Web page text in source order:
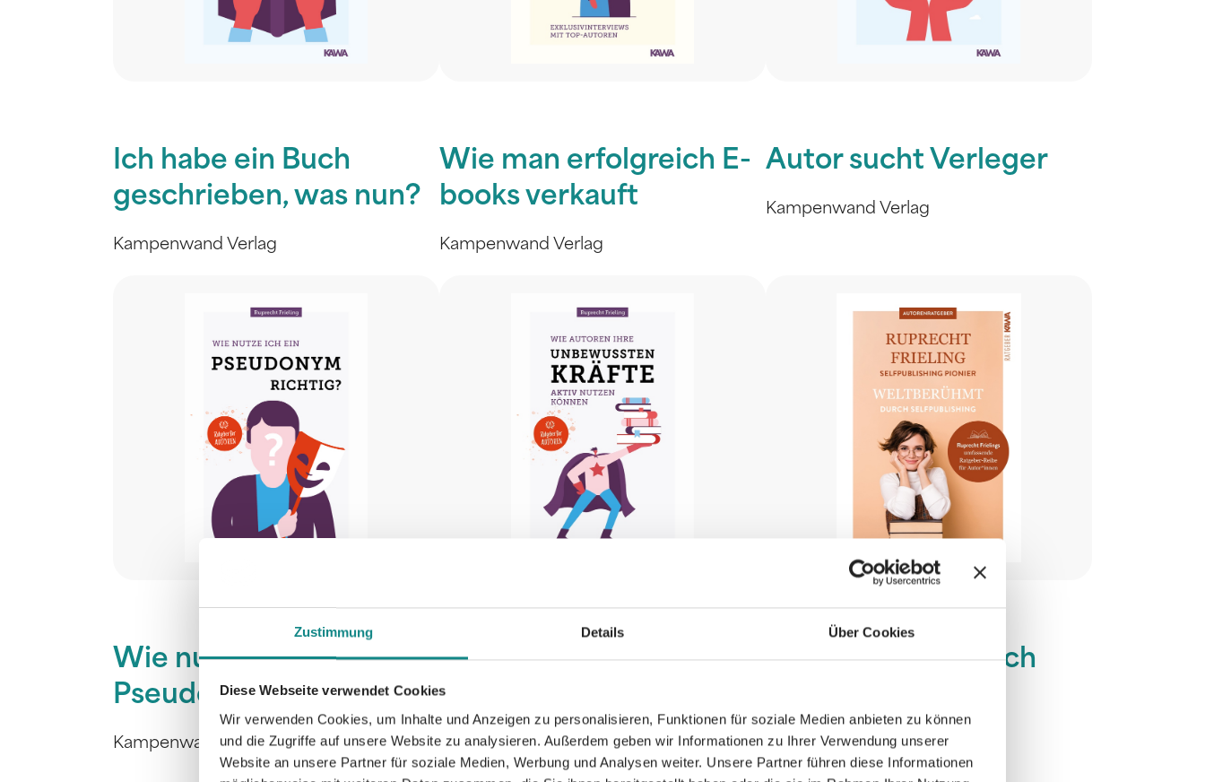
Zustimmung Details Über Cookies
Diese Webseite verwendet Cookies
Wir verwenden Cookies, um Inhalte und Anzeigen zu personalisieren, Funktionen für soziale Medien anbieten zu können
und die Zugriffe auf unsere Website zu analysieren. Außerdem geben wir Informationen zu Ihrer Verwendung unserer
Website an unsere Partner für soziale Medien, Werbung und Analysen weiter. Unsere Partner führen diese Informationen
Ich habe ein Buch
geschrieben, was nun?
Kampenwand Verlag
Wie man erfolgreich E-
books verkauft
Kampenwand Verlag
Autor sucht Verleger
Kampenwand Verlag
Wie nutze ich ein
Pseudonym richtig?
Kampenwand Verlag
Wie Autoren ihre
unbewussten Kräfte
aktiv nutzen k
Weltberühmt durch
Kampenwand Verlag